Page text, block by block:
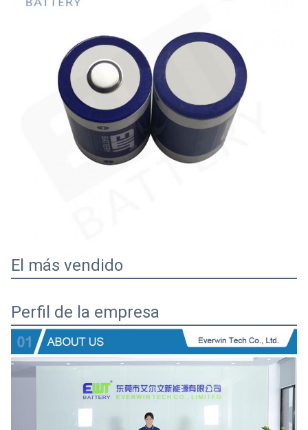
El más vendido
Perfil de la empresa